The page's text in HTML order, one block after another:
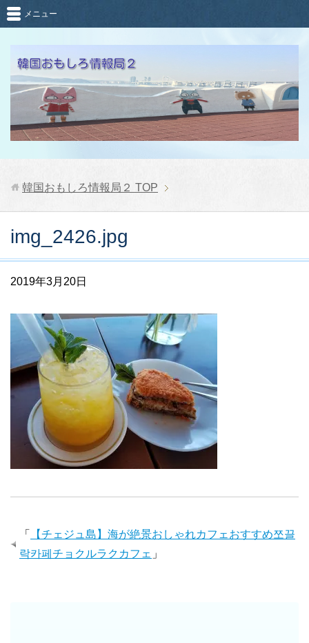
メニュー
韓国おもしろ情報局２ TOP
img_2426.jpg
2019年3月20日
「
【チェジュ島】海が絶景おしゃれカフェおすすめ쪼끌
락카페チョクルラクカフェ 」